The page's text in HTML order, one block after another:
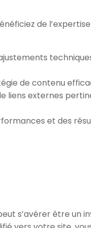
de
de contenu
liens externes
et des
s’avérer être un